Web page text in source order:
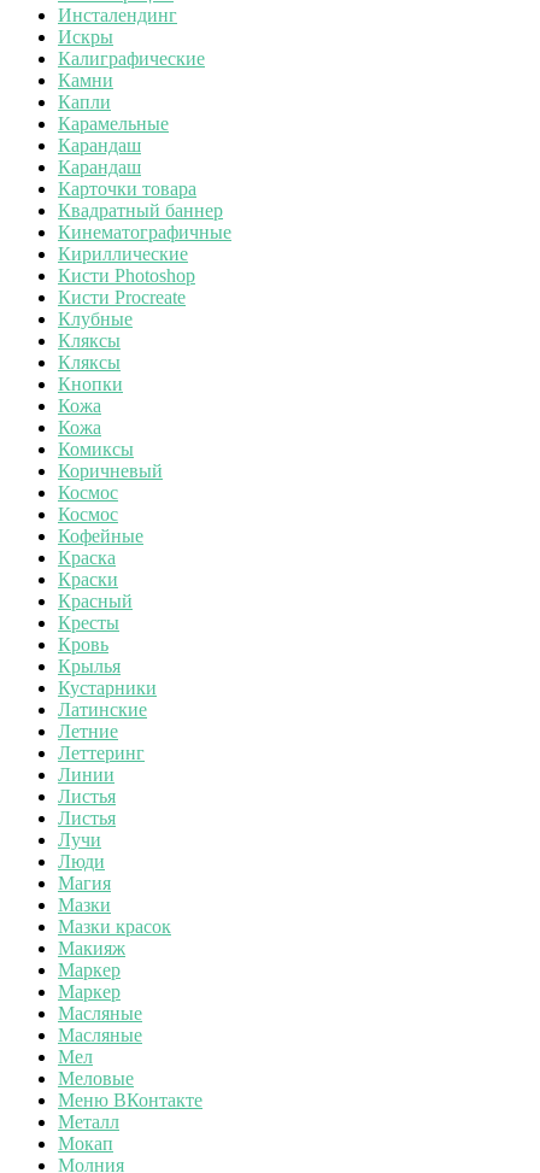
Инсталендинг
Искры
Калиграфические
Камни
Капли
Карамельные
Карандаш
Карандаш
Карточки товара
Квадратный баннер
Кинематографичные
Кириллические
Кисти Photoshop
Кисти Procreate
Клубные
Кляксы
Кляксы
Кнопки
Кожа
Кожа
Комиксы
Коричневый
Космос
Космос
Кофейные
Краска
Краски
Красный
Кресты
Кровь
Крылья
Кустарники
Латинские
Летние
Леттеринг
Линии
Листья
Листья
Лучи
Люди
Магия
Мазки
Мазки красок
Макияж
Маркер
Маркер
Масляные
Масляные
Мел
Меловые
Меню ВКонтакте
Металл
Мокап
Молния